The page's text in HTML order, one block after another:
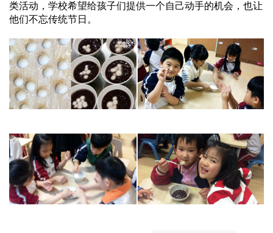
类活动，学校希望给孩子们提供一个自己动手的机会，也让
他们不忘传统节日。